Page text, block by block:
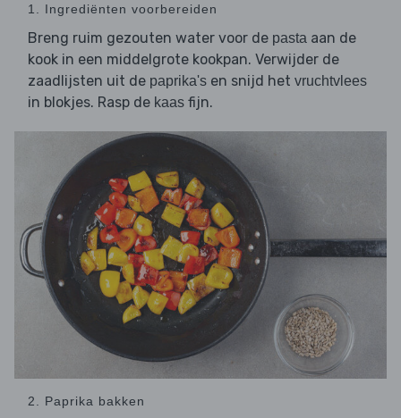
1. Ingrediënten voorbereiden
Breng ruim gezouten water voor de pasta aan de
kook in een middelgrote kookpan. Verwijder de
zaadlijsten uit de paprika's en snijd het vruchtvlees
in blokjes. Rasp de kaas fijn.
2. Paprika bakken